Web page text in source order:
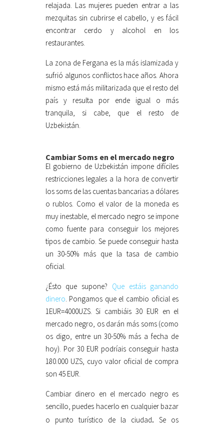
relajada. Las mujeres pueden entrar a las
mezquitas sin cubrirse el cabello, y es fácil
encontrar cerdo y alcohol en los
restaurantes.
La zona de Fergana es la más islamizada y
sufrió algunos conflictos hace años. Ahora
mismo está más militarizada que el resto del
país y resulta por ende igual o más
tranquila, si cabe, que el resto de
Uzbekistán.
Cambiar Soms en el mercado negro
El gobierno de Uzbekistán impone difíciles
restricciones legales a la hora de convertir
los soms de las cuentas bancarias a dólares
o rublos. Como el valor de la moneda es
muy inestable, el mercado negro se impone
como fuente para conseguir los mejores
tipos de cambio. Se puede conseguir hasta
un 30-50% más que la tasa de cambio
oficial.
¿Ésto que supone? Que estáis ganando
dinero. Pongamos que el cambio oficial es
1EUR=4000UZS. Si cambiáis 30 EUR en el
mercado negro, os darán más soms (como
os digo, entre un 30-50% más a fecha de
hoy). Por 30 EUR podríais conseguir hasta
180.000 UZS, cuyo valor oficial de compra
son 45 EUR.
Cambiar dinero en el mercado negro es
sencillo, puedes hacerlo en cualquier bazar
o punto turístico de la ciudad. Se os